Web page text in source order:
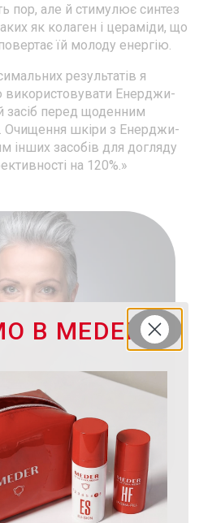
пор, але й стимулює синтез
як колаген і цераміди, що
їй молоду енергію.
результатів я
Енерджи-
засіб перед щоденним
шкіри з Енерджи-
інших засобів для догляду
на 120%.»
В MEDER